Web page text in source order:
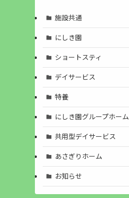
施設共通
にしき園
ショートスティ
デイサービス
特養
にしき園グループホーム
共用型デイサービス
あさぎりホーム
お知らせ